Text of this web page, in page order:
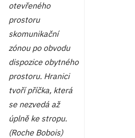
otevřeného
prostoru
skomunikační
zónou po obvodu
dispozice obytného
prostoru. Hranici
tvoří příčka, která
se nezvedá až
úplně ke stropu.
(Roche Bobois)